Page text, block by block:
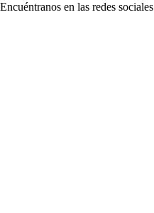
Encuéntranos en las redes sociales